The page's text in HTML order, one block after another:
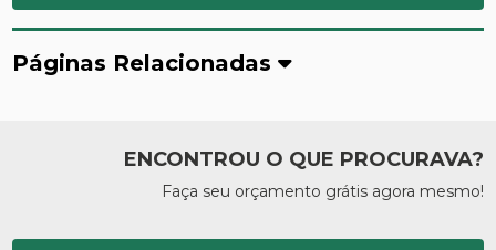
Páginas Relacionadas
ENCONTROU O QUE PROCURAVA?
Faça seu orçamento grátis agora mesmo!